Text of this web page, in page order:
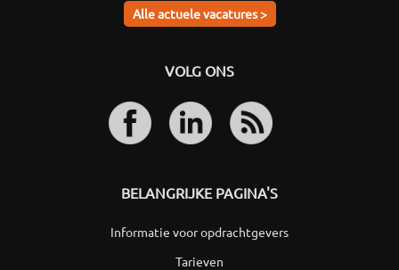
Alle actuele vacatures >
VOLG ONS
BELANGRIJKE PAGINA'S
Informatie voor opdrachtgevers
Tarieven